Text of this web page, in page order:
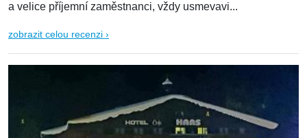
a velice příjemní zaměstnanci, vždy usmevavi...
zobrazit celou recenzi ›